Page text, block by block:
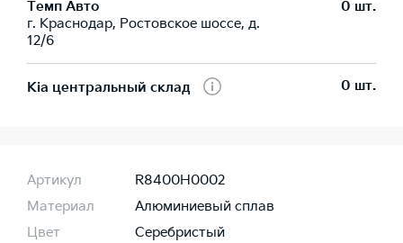
Темп Авто
г. Краснодар, Ростовское шоссе, д.
12/6
0 шт.
Kia центральный склад 0 шт.
Артикул
R8400H0002
Материал
Алюминиевый сплав
Цвет
Серебристый